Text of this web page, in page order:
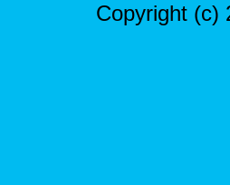
Copyright (c)